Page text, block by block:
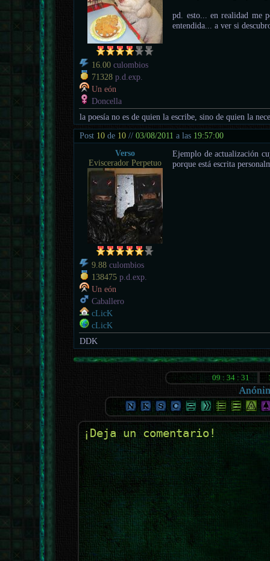
16.00 culombios
71328 p.d.exp.
Un eón
Doncella
pd. esto... en realidad me
entendida... a ver si
la poesía no es de quien la escribe, sino de quien la
Post 10 de 10 //03/08/2011 a las 19:57:00
Verso
Eviscerador Perpetuo
9.88 culombios
138475 p.d.exp.
Un eón
Caballero
cLicK
cLicK
Ejemplo de actualización
porque está escrita
DDK